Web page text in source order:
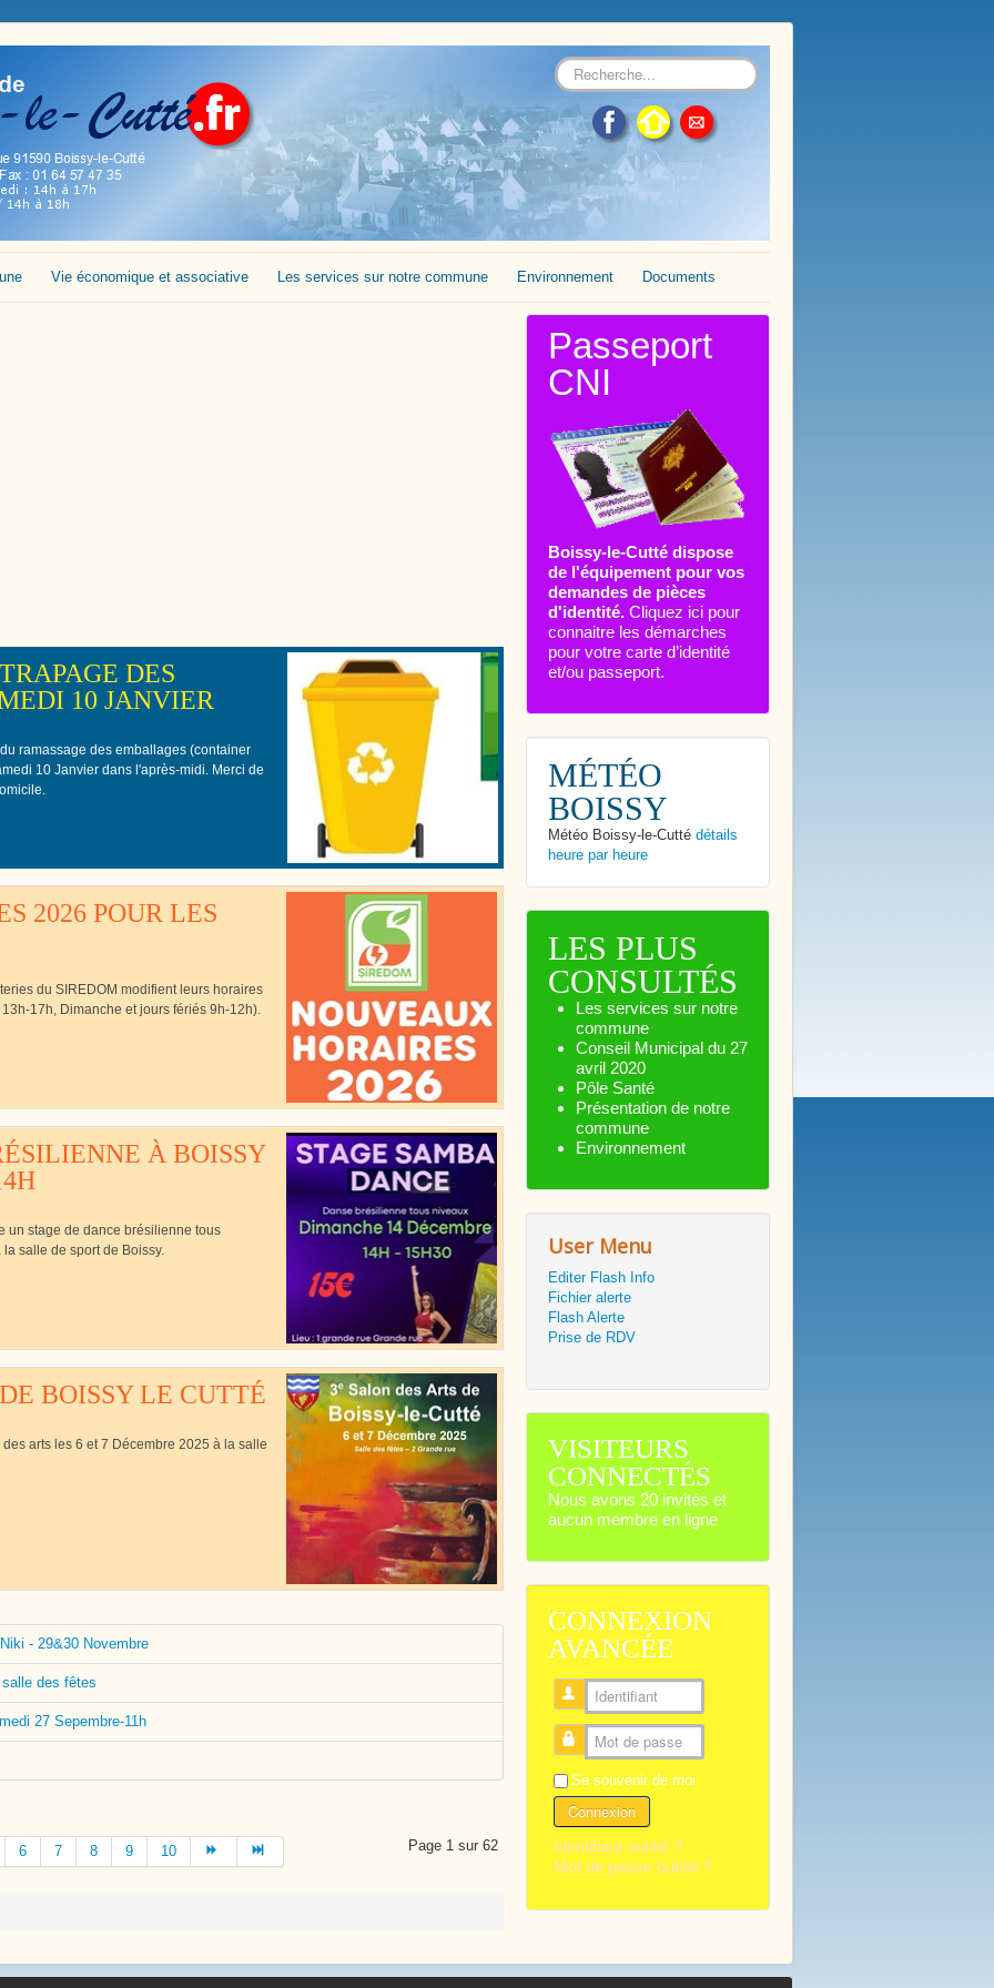
Rechercher
Vie économique et associative Les services sur notre commune Environnement Documents
DES
10 JANVIER
ramassage des emballages (container
10 Janvier dans l'après-midi. Merci de
2026 POUR LES
du SIREDOM modifient leurs horaires
17h, Dimanche et jours fériés 9h-12h).
À BOISSY
un stage de dance brésilienne tous
salle de sport de Boissy.
BOISSY LE CUTTÉ
arts les 6 et 7 Décembre 2025 à la salle
- 29&30 Novembre
des fêtes
27 Sepembre-11h
Page 1 sur 62
6 7 8 9 10
Passeport
CNI
Boissy-le-Cutté dispose
de l'équipement pour vos
demandes de pièces
d'identité. Cliquez ici pour
connaitre les démarches
pour votre carte d’identité
et/ou passeport.
MÉTÉO
BOISSY
Météo Boissy-le-Cutté détails
heure par heure
LES PLUS
CONSULTÉS
Les services sur notre
commune
Conseil Municipal du 27
avril 2020
Pôle Santé
Présentation de notre
commune
Environnement
User Menu
Editer Flash Info
Fichier alerte
Flash Alerte
Prise de RDV
VISITEURS
CONNECTÉS
Nous avons 20 invités et
aucun membre en ligne
CONNEXION
AVANCÉE
Identifiant
Mot de passe
Se souvenir de moi
Connexion
Identifiant oublié ?
Mot de passe oublié ?